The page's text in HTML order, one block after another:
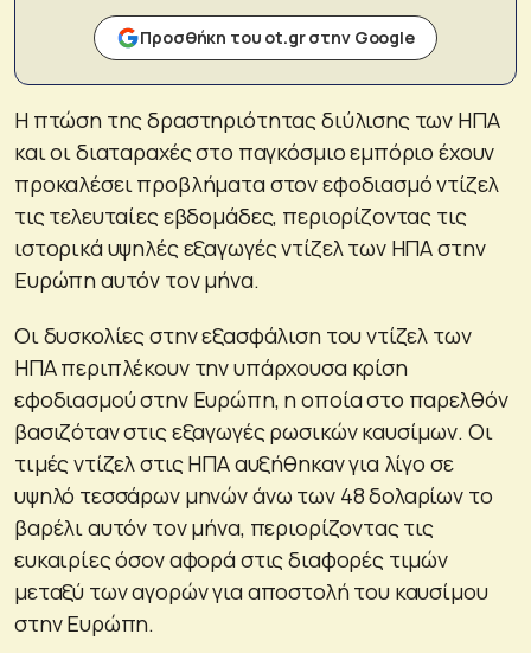
Προσθήκη του ot.gr στην Google
Η πτώση της δραστηριότητας διύλισης των ΗΠΑ
και οι διαταραχές στο παγκόσμιο εμπόριο έχουν
προκαλέσει προβλήματα στον εφοδιασμό ντίζελ
τις τελευταίες εβδομάδες, περιορίζοντας τις
ιστορικά υψηλές εξαγωγές ντίζελ των ΗΠΑ στην
Ευρώπη αυτόν τον μήνα.
Οι δυσκολίες στην εξασφάλιση του ντίζελ των
ΗΠΑ περιπλέκουν την υπάρχουσα κρίση
εφοδιασμού στην Ευρώπη, η οποία στο παρελθόν
βασιζόταν στις εξαγωγές ρωσικών καυσίμων. Οι
τιμές ντίζελ στις ΗΠΑ αυξήθηκαν για λίγο σε
υψηλό τεσσάρων μηνών άνω των 48 δολαρίων το
βαρέλι αυτόν τον μήνα, περιορίζοντας τις
ευκαιρίες όσον αφορά στις διαφορές τιμών
μεταξύ των αγορών για αποστολή του καυσίμου
στην Ευρώπη.